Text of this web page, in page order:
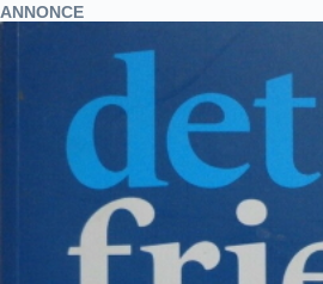
ANNONCE